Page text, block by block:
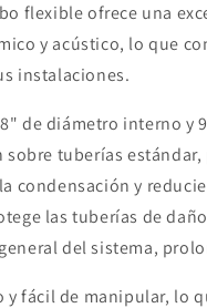
flexible ofrece una
y acústico, lo que
instalaciones.
de diámetro interno y
tuberías
condensación y
las tuberías de
del sistema,
y fácil de manipular, lo